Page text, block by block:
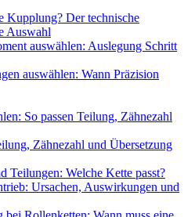
Kupplung? Der technische
Auswahl
auswählen: Auslegung Schritt
auswählen: Wann Präzision
So passen Teilung, Zähnezahl
Zähnezahl und Übersetzung
Teilungen: Welche Kette passt?
Ursachen, Auswirkungen und